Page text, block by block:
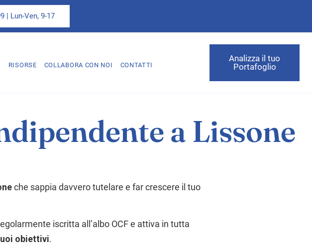
| Lun-Ven, 9-17
RISORSE COLLABORA CON NOI CONTATTI
Analizza il tuo
Portafoglio
a Lissone
che sappia davvero tutelare e far crescere il tuo
iscritta all’albo OCF e attiva in tutta
obiettivi.